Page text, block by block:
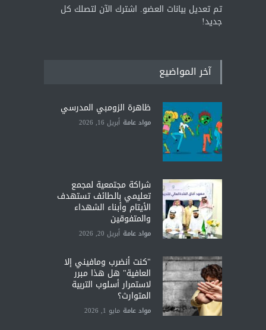
تم تعديل بيانات العضو. اشترك الآن لتصلك كل
جديد!
آخر المواضيع
ظاهرة الزومبي المدرسي
مواد عامة أبريل 16, 2026
شراكة مجتمعية لمجمع
تعليمي بالطائف تستهدف
الأيتام وأبناء الشهداء
والمتفوقين
مواد عامة أبريل 20, 2026
"كنت أنضرب ومافيني إلا
العافية" هل هذا مبرر
لاستمرار أسلوب التربية
المتوارث؟
مواد عامة مايو 1, 2026